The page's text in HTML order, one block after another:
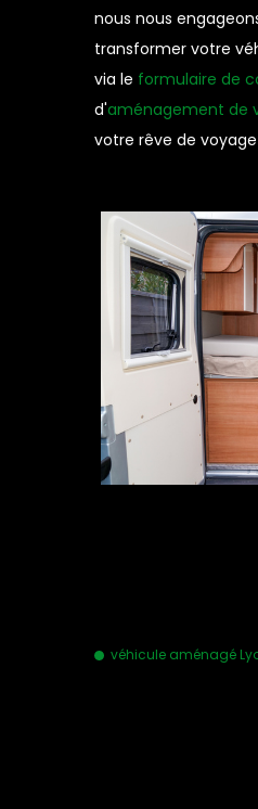
nous nous
transformer votre
via le formulaire de
d'aménagement de
votre rêve de
véhicule aménagé